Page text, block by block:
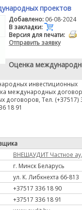
проектов
Добавлено: 06-08-2024
В закладки:
Версия для печати:
Отправить заявку
Оценка
инвестиционных
международных
договоров, Тел. (+37517)
18 91
ВНЕШАУДИТ Частное
г. Минск Беларусь
ул. К. Либкнехта 66-813
+37517 336 18 90
+37517 336 18 91